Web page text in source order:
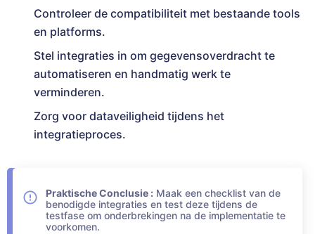
Controleer de compatibiliteit met bestaande tools
en platforms.
Stel integraties in om gegevensoverdracht te
automatiseren en handmatig werk te
verminderen.
Zorg voor dataveiligheid tijdens het
integratieproces.
Praktische Conclusie : Maak een checklist van de
benodigde integraties en test deze tijdens de
testfase om onderbrekingen na de implementatie te
voorkomen.